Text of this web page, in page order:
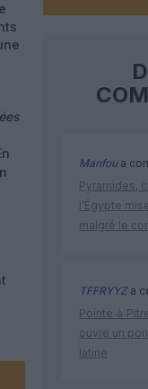
Manfoua
Pyramides,
l’Égypte
malgré le
TFFRYYZa
ouvre un
latine